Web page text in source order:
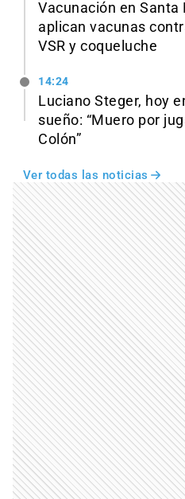
Vacunación en Santa
aplican vacunas
VSR y coqueluche
14:24
Luciano Steger, hoy
sueño: “Muero por
Colón”
Ver todas las noticias